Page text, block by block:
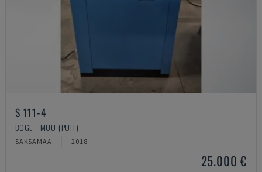
S 111-4
BOGE - MUU (PUIT)
SAKSAMAA 2018
25.000 €